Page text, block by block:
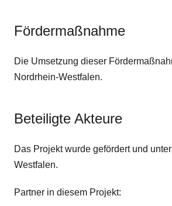
Fördermaßnahme
Die Umsetzung dieser
Nordrhein-Westfalen.
Beteiligte Akteure
Das Projekt wurde gefördert und
Westfalen.
Partner in diesem Projekt: